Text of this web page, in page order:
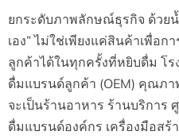
ยกระดับภาพลักษณ์ธุรกิจ ด้วย
เอง” ไม่ใช่เพียงแค่สินค้าเพื่อ
ลูกค้าได้ในทุกครั้งที่หยิบดื่ม โ
ดื่มแบรนด์ลูกค้า (OEM) คุณภา
จะเป็นร้านอาหาร ร้านบริการ
ดื่มแบรนด์องค์กร เครื่องมือส